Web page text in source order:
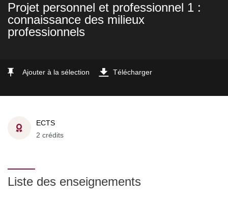
Projet personnel et professionnel 1 :
connaissance des milieux
professionnels
Ajouter à la sélection Télécharger
ECTS
2 crédits
Liste des enseignements